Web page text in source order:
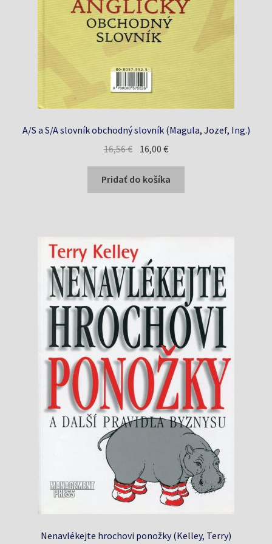
A/S a S/A slovník obchodný slovník (Magula, Jozef, Ing.)
16,56€ Pôvodná
bola:
16,56 €.
16,00€Aktuálna
je:
16,00 €.
Pridať do košíka
Nenavlékejte hrochovi ponožky (Kelley, Terry)